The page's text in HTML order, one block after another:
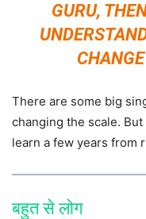
GURU,
There are some big
changing the scale.
learn a few years from
बहुत से लोग